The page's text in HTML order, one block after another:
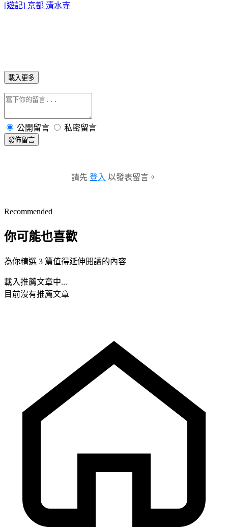
[遊記] 京都 清水寺
載入更多
公開留言 私密留言
發佈留言
請先 登入 以發表留言。
Recommended
你可能也喜歡
為你精選 3 篇值得延伸閱讀的內容
載入推薦文章中...
目前沒有推薦文章